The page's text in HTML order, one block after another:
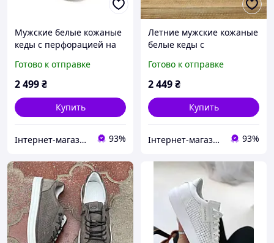
Мужские белые кожаные
кеды с перфорацией на
Готово к отправке
2 499₴
Купить
Інтернет-магазин Твій Вибір 93%
Летние мужские кожаные
белые кеды с
натуральной кожи на
лето
Готово к отправке
2 449₴
Купить
Інтернет-магазин Твій Вибір 93%